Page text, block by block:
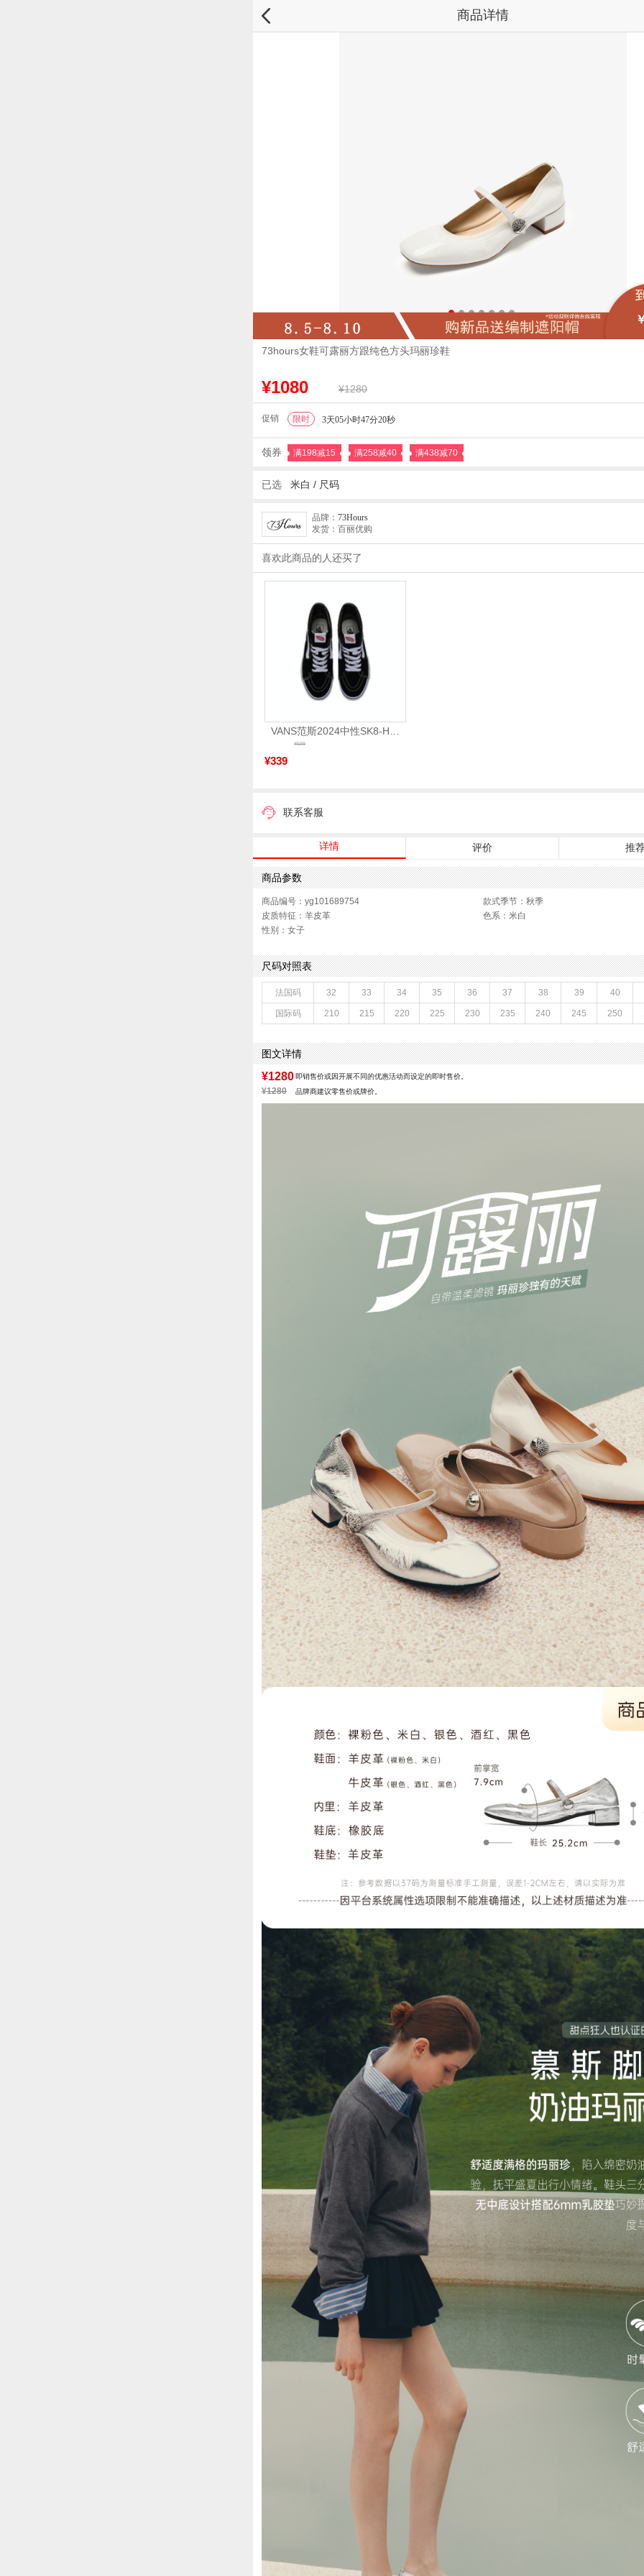
商品详情
73hours女鞋可露丽方跟纯色方头玛丽珍鞋
¥1080 ¥1280
促销 限时 3天05小时47分19秒
领券 满198减15 满258减40 满438减70
已选 米白 / 尺码
品牌： 73Hours
发货：百丽优购
喜欢此商品的人还买了
VANS范斯2024中性SK8-HiCL帆布鞋/硫化鞋VN000D5IB8C
¥339
¥599
联系客服
详情 评价 推
商品参数
商品编号：yg101689754
款式季节：秋季
皮质特征：羊皮革
色系：米白
性别：女子
尺码对照表
法国码 32 33 34 35 36 37 38 39 40
国际码 210 215 220 225 230 235 240 245 250
图文详情
¥1280 即销售价或因开展不同的优惠活动而设定的即时售价。
¥1280 品牌商建议零售价或牌价。